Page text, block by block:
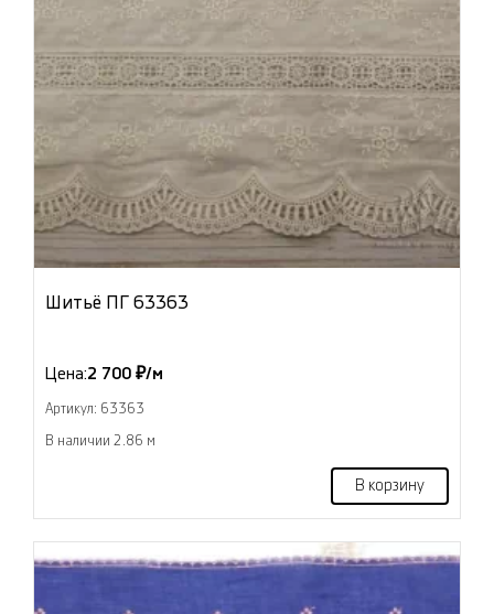
Шитьё ПГ 63363
Цена:2 700 ₽/м
Артикул: 63363
В наличии 2.86 м
В корзину